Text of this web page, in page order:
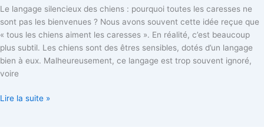
Le langage silencieux des chiens : pourquoi toutes les caresses ne
sont pas les bienvenues ? Nous avons souvent cette idée reçue que
« tous les chiens aiment les caresses ». En réalité, c’est beaucoup
plus subtil. Les chiens sont des êtres sensibles, dotés d’un langage
bien à eux. Malheureusement, ce langage est trop souvent ignoré,
voire
les
caresses
ne
sont
pas
les
?Lire la suite »